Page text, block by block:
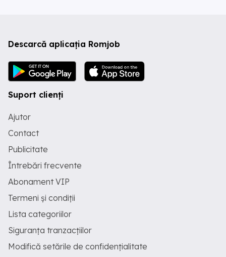
Descarcă aplicația Romjob
Suport clienți
Ajutor
Contact
Publicitate
Întrebări frecvente
Abonament VIP
Termeni și condiții
Lista categoriilor
Siguranța tranzacțiilor
Modifică setările de confidențialitate